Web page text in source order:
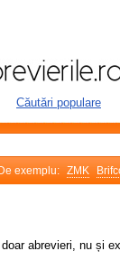
Căutări populare
De exemplu: ZMK
abrevieri, nu și